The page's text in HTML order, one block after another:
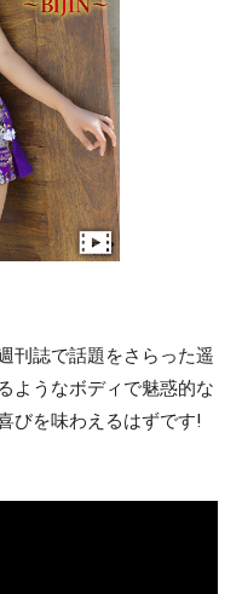
刊誌で話題をさらった遥
ようなボディで魅惑的な
びを味わえるはずです!